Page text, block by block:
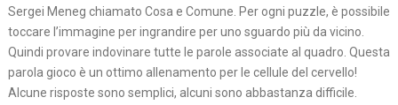
Sergei Meneg chiamato Cosa e Comune. Per ogni puzzle, è possibile
toccare l’immagine per ingrandire per uno sguardo più da vicino.
Quindi provare indovinare tutte le parole associate al quadro. Questa
parola gioco è un ottimo allenamento per le cellule del cervello!
Alcune risposte sono semplici, alcuni sono abbastanza difficile.